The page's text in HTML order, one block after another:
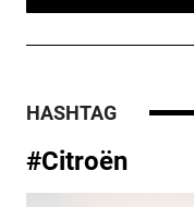
HASHTAG
#Citroën